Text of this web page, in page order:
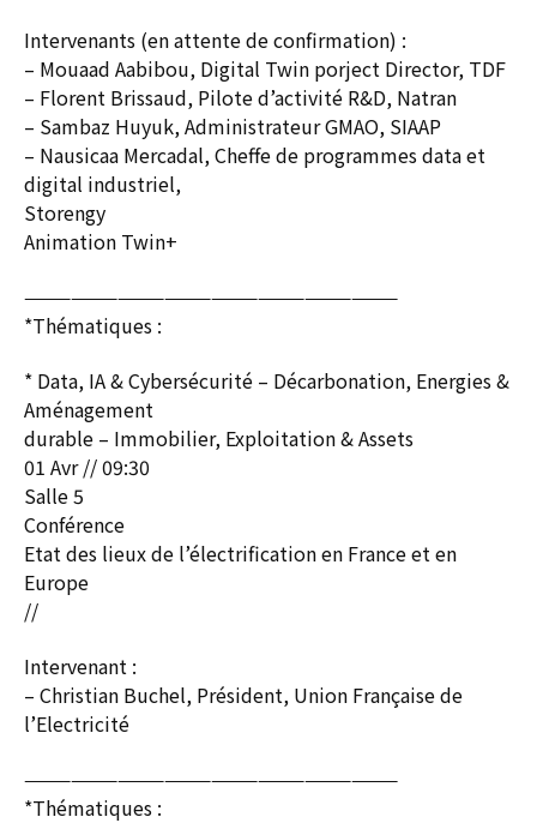
Intervenants (en attente de confirmation) :
– Mouaad Aabibou, Digital Twin porject Director, TDF
– Florent Brissaud, Pilote d’activité R&D, Natran
– Sambaz Huyuk, Administrateur GMAO, SIAAP
– Nausicaa Mercadal, Cheffe de programmes data et
digital industriel,
Storengy
Animation Twin+
————————————————————————
*Thématiques :
* Data, IA & Cybersécurité – Décarbonation, Energies &
Aménagement
durable – Immobilier, Exploitation & Assets
01 Avr // 09:30
Salle 5
Conférence
Etat des lieux de l’électrification en France et en
Europe
//
Intervenant :
– Christian Buchel, Président, Union Française de
l’Electricité
————————————————————————
*Thématiques :